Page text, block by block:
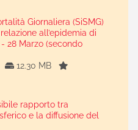
Giornaliera (SiSMG)
all’epidemia di
28 Marzo (secondo
12.30 MB
rapporto tra
e la diffusione del